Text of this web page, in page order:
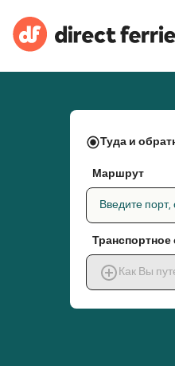
Туда и
Маршрут
Введите
Транспортное
Как Вы